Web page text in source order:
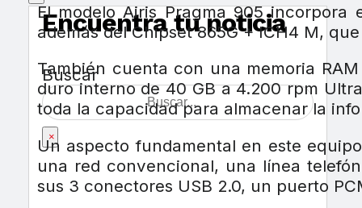
Encuentra tu noticia
Buscar
×
El modelo Airis Pragma 905
además del Chipset 865G + ICH4 M,
También cuenta con una memoria
duro interno de 40 GB a 4.200 rpm
toda la capacidad para almacenar la
Un aspecto fundamental en este
una red convencional, una línea
sus 3 conectores USB 2.0, un puerto